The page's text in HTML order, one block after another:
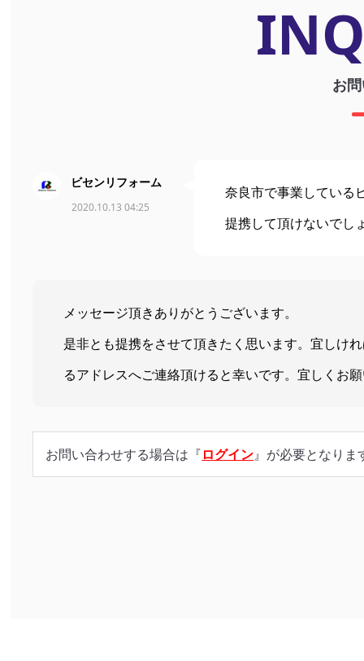
お
ビセンリフォーム
2020.10.13 04:25
奈良市で事業している
提携して頂けないでし
メッセージ頂きありがとうございます。
是非とも提携をさせて頂きたく思います。宜しけ
るアドレスへご連絡頂けると幸いです。宜しくお
お問い合わせする場合は『ログイン』が必要となり